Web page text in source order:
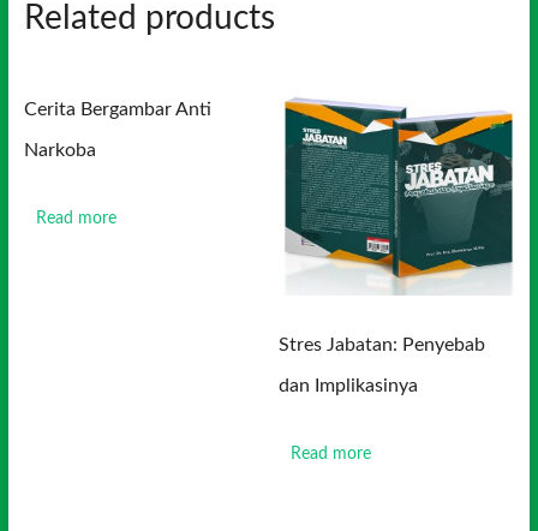
Related products
Cerita Bergambar Anti
Narkoba
Read more
Stres Jabatan: Penyebab
dan Implikasinya
Read more